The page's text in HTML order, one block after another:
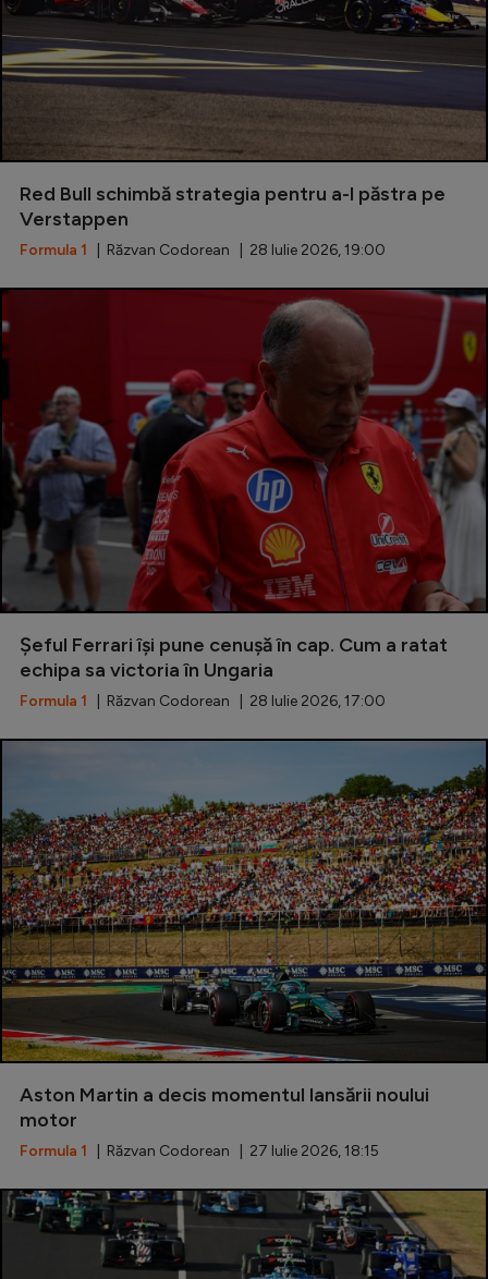
Red Bull schimbă strategia pentru a-l păstra pe
Verstappen
Formula 1 | Răzvan Codorean | 28 Iulie 2026, 19:00
Șeful Ferrari își pune cenușă în cap. Cum a ratat
echipa sa victoria în Ungaria
Formula 1 | Răzvan Codorean | 28 Iulie 2026, 17:00
Aston Martin a decis momentul lansării noului
motor
Formula 1 | Răzvan Codorean | 27 Iulie 2026, 18:15